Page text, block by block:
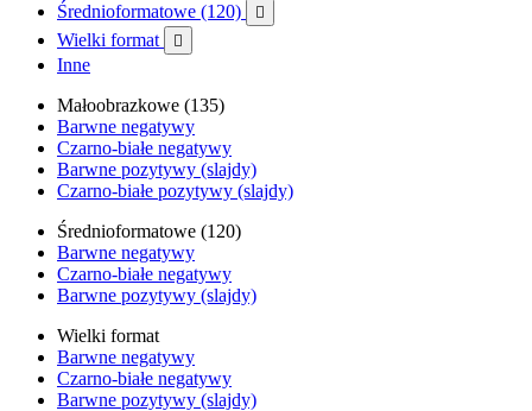
Średnioformatowe (120) 
Wielki format 
Inne
Małoobrazkowe (135)
Barwne negatywy
Czarno-białe negatywy
Barwne pozytywy (slajdy)
Czarno-białe pozytywy (slajdy)
Średnioformatowe (120)
Barwne negatywy
Czarno-białe negatywy
Barwne pozytywy (slajdy)
Wielki format
Barwne negatywy
Czarno-białe negatywy
Barwne pozytywy (slajdy)